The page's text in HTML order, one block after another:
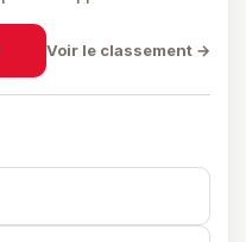
Voir le classement →